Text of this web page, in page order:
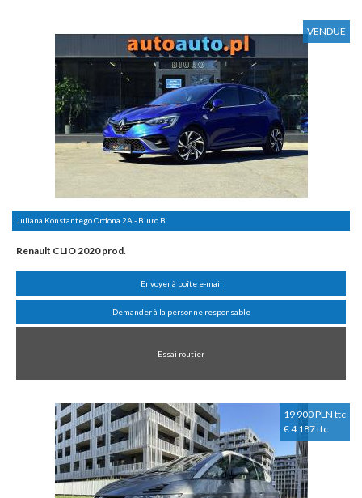
VENDUE
Juliana Konstantego Ordona 2A - Biuro B
Renault CLIO 2020 prod.
Envoyer à boîte e-mail
Demander à la personne responsable
Essai routier
19 900 PLN ttc
€ 4 187 ttc